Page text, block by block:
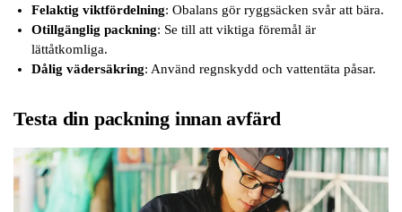
Felaktig viktfördelning: Obalans gör ryggsäcken svår att bära.
Otillgänglig packning: Se till att viktiga föremål är
lättåtkomliga.
Dålig vädersäkring: Använd regnskydd och vattentäta påsar.
Testa din packning innan avfärd